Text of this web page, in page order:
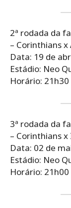
2ª rodada da
– Corinthians x
Data: 19 de
Estádio: Neo
Horário:
3ª rodada da
– Corinthians x
Data: 02 de
Estádio: Neo
Horário: